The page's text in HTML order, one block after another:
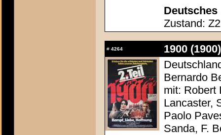
Deutsches
Zustand:
# 4264
1900 (1900)
Bernardo
mit: Robert
Lancaster,
Paolo
Sanda, F.